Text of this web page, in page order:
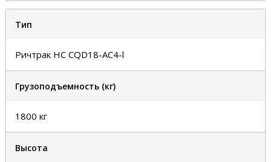
Тип
Ричтрак HC CQD18-AC4-l
Грузоподъемность (кг)
1800 кг
Высота